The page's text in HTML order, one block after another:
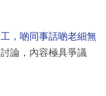
，啲同事話啲老細無
論，內容極具爭議